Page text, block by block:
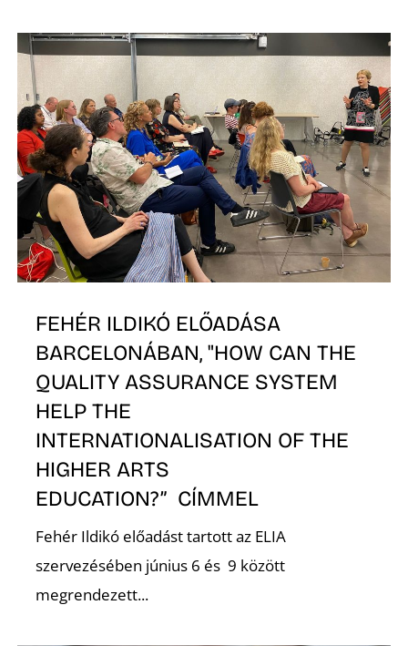
FEHÉR ILDIKÓ ELŐADÁSA
BARCELONÁBAN, "HOW CAN THE
QUALITY ASSURANCE SYSTEM
HELP THE
INTERNATIONALISATION OF THE
HIGHER ARTS
EDUCATION?” CÍMMEL
Fehér Ildikó előadást tartott az ELIA
szervezésében június 6 és 9 között
megrendezett...